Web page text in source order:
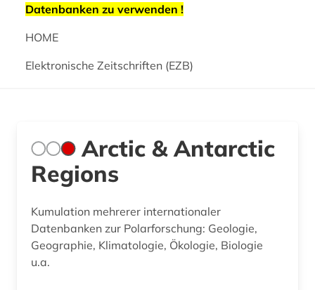
Datenbanken zu verwenden !
HOME
Elektronische Zeitschriften (EZB)
Arctic & Antarctic
Regions
Kumulation mehrerer internationaler
Datenbanken zur Polarforschung: Geologie,
Geographie, Klimatologie, Ökologie, Biologie
u.a.